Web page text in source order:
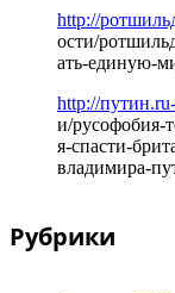
http://
ости/
ать-единую-
http://
и/русофобия-
я-спасти-
владимира-
Рубрики